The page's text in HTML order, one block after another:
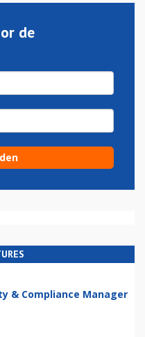
de
& Compliance Manager